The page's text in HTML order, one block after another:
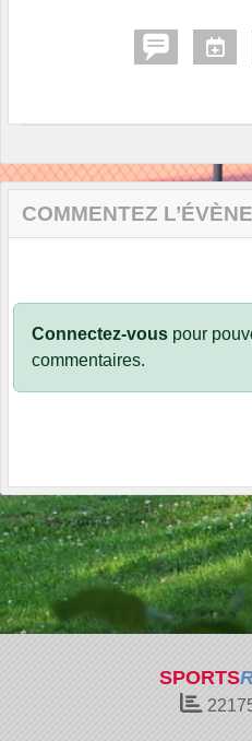
COMMENTEZ
Connectez-vous pour
commentaires.
SPORTS